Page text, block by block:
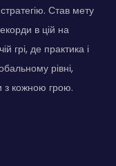
Став мету
в цій на
грі, де практика і
рівні,
з кожною грою.